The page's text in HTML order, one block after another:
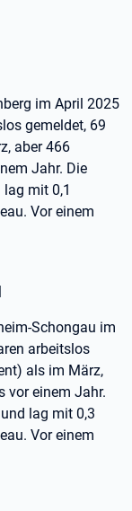
im April 2025
gemeldet, 69
aber 466
Jahr. Die
mit 0,1
Vor einem
Schongau im
arbeitslos
als im März,
vor einem Jahr.
lag mit 0,3
Vor einem